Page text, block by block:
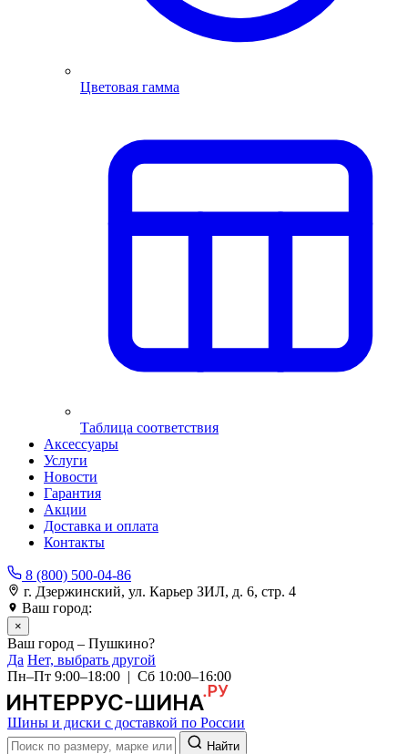
Цветовая гамма
Таблица соответствия
Аксессуары
Услуги
Новости
Гарантия
Акции
Доставка и оплата
Контакты
8 (800) 500-04-86
г. Дзержинский, ул. Карьер ЗИЛ, д. 6, стр. 4
Ваш город:
×
Ваш город – Пушкино?
Да Нет, выбрать другой
Пн–Пт 9:00–18:00 | Сб 10:00–16:00
Шины и диски с доставкой по России
Найти